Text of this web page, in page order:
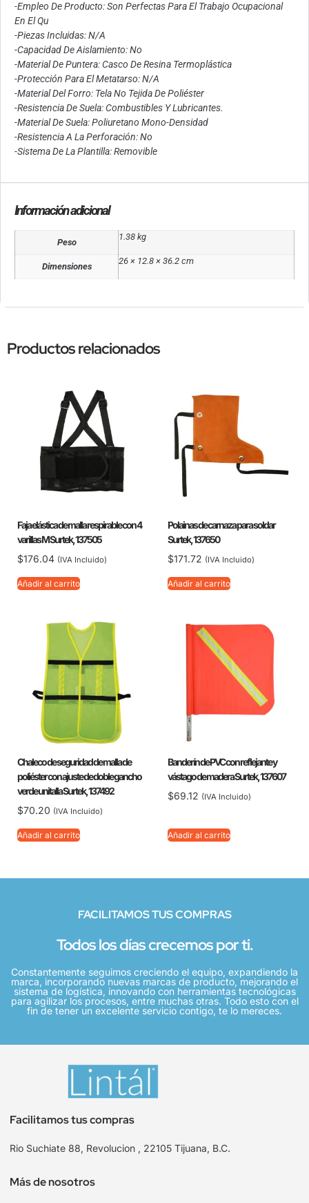
-Empleo De Producto: Son Perfectas Para El Trabajo Ocupacional
En El Qu
-Piezas Incluidas: N/A
-Capacidad De Aislamiento: No
-Material De Puntera: Casco De Resina Termoplástica
-Protección Para El Metatarso: N/A
-Material Del Forro: Tela No Tejida De Poliéster
-Resistencia De Suela: Combustibles Y Lubricantes.
-Material De Suela: Poliuretano Mono-Densidad
-Resistencia A La Perforación: No
-Sistema De La Plantilla: Removible
Información adicional
Peso
1.38 kg
Dimensiones
26 × 12.8 × 36.2 cm
Productos relacionados
Faja elástica de malla respirable con 4
varillas M Surtek, 137505
$176.04 (IVA Incluido)
Añadir al carrito
Polainas de carnaza para soldar
Surtek, 137650
$171.72 (IVA Incluido)
Añadir al carrito
Chaleco de seguridad de malla de
poliéster con ajuste de doble gancho
verde unitalla Surtek, 137492
$70.20 (IVA Incluido)
Añadir al carrito
Banderín de PVC con reflejante y
vástago de madera Surtek, 137607
$69.12 (IVA Incluido)
Añadir al carrito
FACILITAMOS TUS COMPRAS
Todos los días crecemos por ti.
Constantemente seguimos creciendo el equipo, expandiendo la
marca, incorporando nuevas marcas de producto, mejorando el
sistema de logística, innovando con herramientas tecnológicas
para agilizar los procesos, entre muchas otras. Todo esto con el
fin de tener un excelente servicio contigo, te lo mereces.
Facilitamos tus compras
Rio Suchiate 88, Revolucion , 22105 Tijuana, B.C.
Más de nosotros